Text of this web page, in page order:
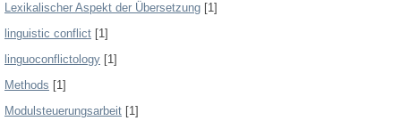
Lexikalischer Aspekt der Übersetzung [1]
linguistic conflict [1]
linguoconflictology [1]
Methods [1]
Modulsteuerungsarbeit [1]